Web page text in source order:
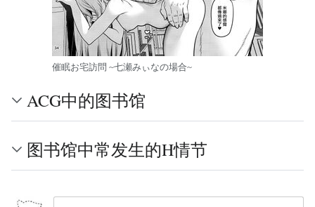
催眠お宅訪問 ~七瀬みぃなの場合~
ACG中的图书馆
图书馆中常发生的H情节